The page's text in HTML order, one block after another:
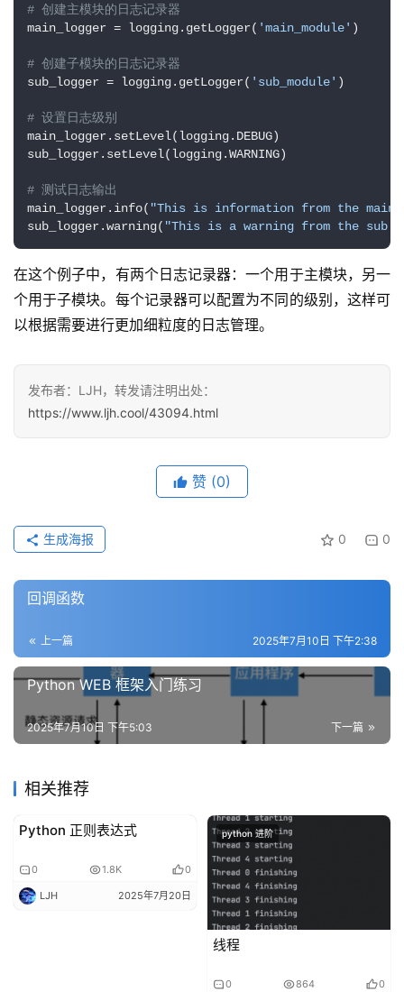
# 创建主模块的日志记录器
main_logger = logging.getLogger( 'main_module' )
# 创建子模块的日志记录器
sub_logger = logging.getLogger( 'sub_module' )
# 设置日志级别
main_logger.setLevel(logging.DEBUG)
sub_logger.setLevel(logging.WARNING)
# 测试日志输出
main_logger.info( "This is information from the main
sub_logger.warning( "This is a warning from the sub
在这个例子中，有两个日志记录器：一个用于主模块，另一
个用于子模块。每个记录器可以配置为不同的级别，这样可
以根据需要进行更加细粒度的日志管理。
发布者：LJH，转发请注明出处：
https://www.ljh.cool/43094.html
赞 (0)
0 0
生成海报
回调函数
上一篇 2025年7月10日 下午2:38
Python WEB 框架入门练习
下一篇
2025年7月10日 下午5:03
相关推荐
python 进阶
Python 正则表达式
0 1.8K 0
LJH 2025年7月20日
python 进阶
线程
0 864 0